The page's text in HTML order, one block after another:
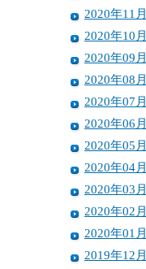
2020年11月
2020年10月
2020年09月
2020年08月
2020年07月
2020年06月
2020年05月
2020年04月
2020年03月
2020年02月
2020年01月
2019年12月